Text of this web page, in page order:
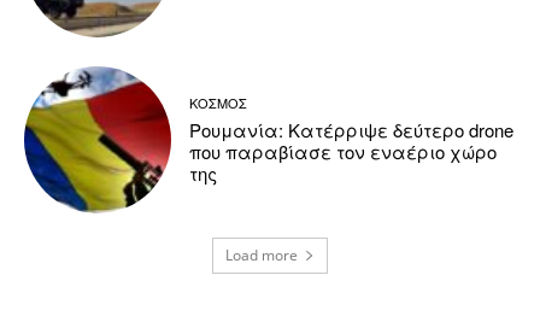
ΚΟΣΜΟΣ
Ρουμανία: Κατέρριψε δεύτερο drone
που παραβίασε τον εναέριο χώρο
της
Load more